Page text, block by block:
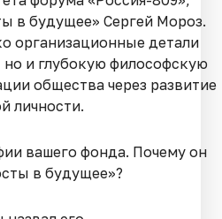
в будущее» Сергей Мороз.
организационные детали
и глубокую философскую
общества через развитие
личности.
вашего фонда. Почему он
в будущее»?